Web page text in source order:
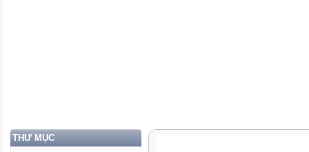
THƯ MỤC